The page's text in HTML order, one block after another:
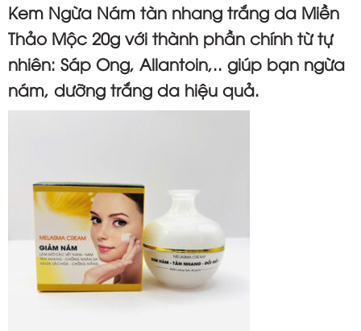
Kem Ngừa Nám tàn nhang trắng da Miền
Thảo Mộc 20g với thành phần chính từ tự
nhiên: Sáp Ong, Allantoin,.. giúp bạn ngừa
nám, dưỡng trắng da hiệu quả.